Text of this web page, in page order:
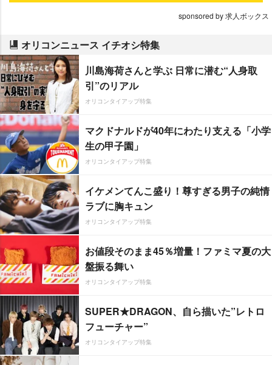
sponsored by 求人ボックス
オリコンニュース イチオシ特集
川島海荷さんと学ぶ 日常に潜む“人身取
引”のリアル
オリコンタイアップ特集
マクドナルドが40年にわたり支える「小学
生の甲子園」
オリコンタイアップ特集
イケメンてんこ盛り！尊すぎる男子の純情
ラブに胸キュン
オリコンタイアップ特集
お値段そのまま45％増量！ファミマ夏の大
盤振る舞い
オリコンタイアップ特集
SUPER★DRAGON、自ら描いた”レトロ
フューチャー”
オリコンタイアップ特集